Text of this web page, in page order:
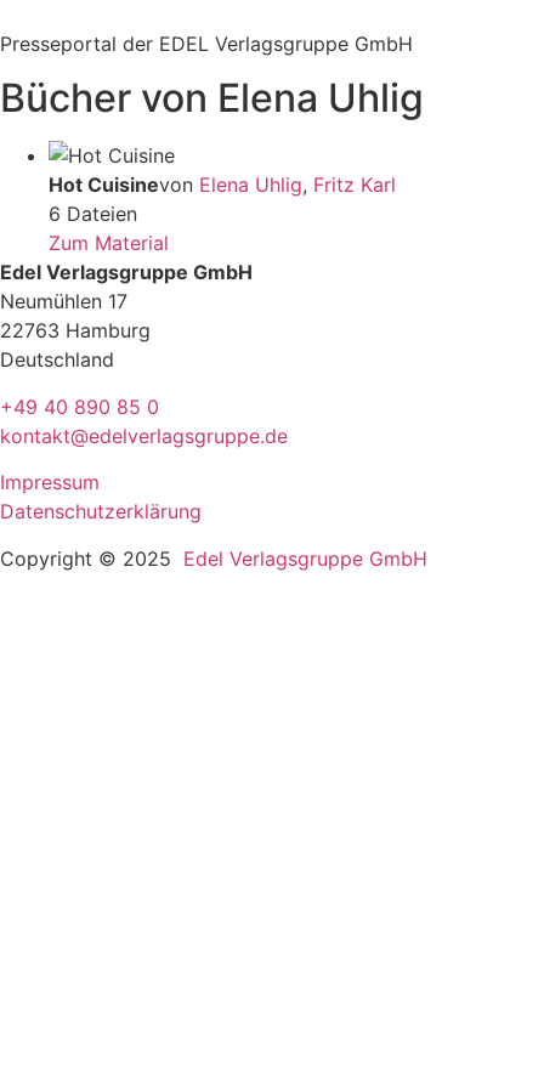
Inhalt
Presseportal der EDEL Verlagsgruppe GmbH
Bücher von Elena Uhlig
Hot Cuisinevon Elena Uhlig, Fritz Karl
6 Dateien
Zum Material
Edel Verlagsgruppe GmbH
Neumühlen 17
22763 Hamburg
Deutschland
+49 40 890 85 0
kontakt@edelverlagsgruppe.de
Impressum
Datenschutzerklärung
Copyright © 2025 Edel Verlagsgruppe GmbH